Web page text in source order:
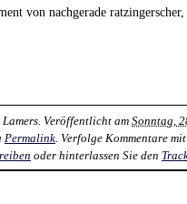
von nachgerade
. Veröffentlicht am Sonntag,
Permalink . Verfolge Kommentare
oder hinterlassen Sie den